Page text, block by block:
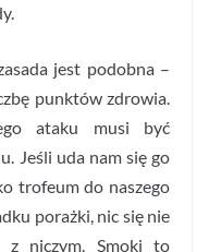
jest podobna –
punktów zdrowia.
ataku musi być
Jeśli uda nam się go
trofeum do naszego
porażki, nic się nie
z niczym. Smoki to